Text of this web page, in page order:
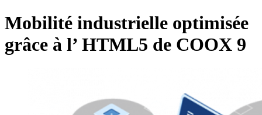
Mobilité industrielle optimisée
grâce à l’ HTML5 de COOX 9